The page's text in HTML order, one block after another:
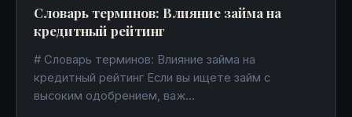
Словарь терминов: Влияние займа на
кредитный рейтинг
# Словарь терминов: Влияние займа на
кредитный рейтинг Если вы ищете займ с
высоким одобрением, важ…